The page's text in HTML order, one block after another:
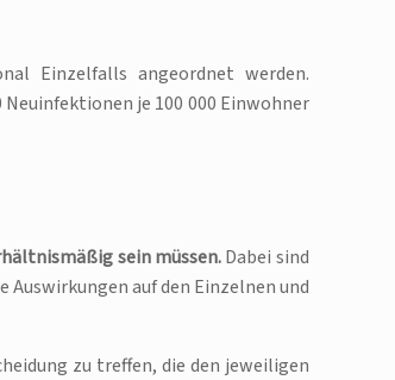
Einzelfalls angeordnet werden.
je 100 000 Einwohner
sein müssen.Dabei sind
auf den Einzelnen und
zu treffen, die den jeweiligen